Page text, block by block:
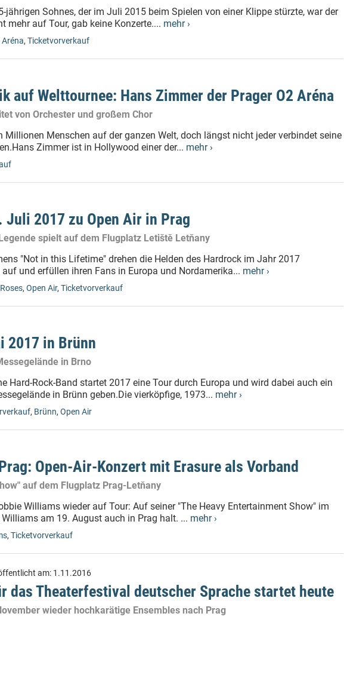
jährigen Sohnes, der im Juli 2015 beim Spielen von einer Klippe stürzte, war der
mehr auf Tour, gab keine Konzerte.... mehr ›
Aréna, Ticketvorverkauf
auf Welttournee: Hans Zimmer der Prager O2 Aréna
von Orchester und großem Chor
Millionen Menschen auf der ganzen Welt, doch längst nicht jeder verbindet seine
Zimmer ist in Hollywood einer der... mehr ›
Juli 2017 zu Open Air in Prag
spielt auf dem Flugplatz Letiště Letňany
"Not in this Lifetime" drehen die Helden des Hardrock im Jahr 2017
und erfüllen ihren Fans in Europa und Nordamerika... mehr ›
, Open Air, Ticketvorverkauf
2017 in Brünn
in Brno
Hard-Rock-Band startet 2017 eine Tour durch Europa und wird dabei auch ein
in Brünn geben.Die vierköpfige, 1973... mehr ›
, Brünn, Open Air
Open-Air-Konzert mit Erasure als Vorband
auf dem Flugplatz Prag-Letňany
Williams wieder auf Tour: Auf seiner "The Heavy Entertainment Show" im
am 19. August auch in Prag halt. ... mehr ›
, Ticketvorverkauf
am: 1.11.2016
das Theaterfestival deutscher Sprache startet heute
wieder hochkarätige Ensembles nach Prag